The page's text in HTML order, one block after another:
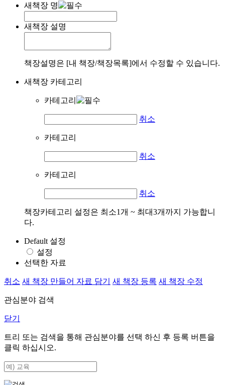
새책장 명
새책장 설명
책장설명은 [내 책장/책장목록]에서 수정할 수 있습니다.
새책장 카테고리
카테고리
취소
카테고리
취소
카테고리
취소
책장카테고리 설정은 최소1개 ~ 최대3개까지 가능합니
다.
Default 설정
설정
선택한 자료
취소 새 책장 만들어 자료 담기 새 책장 등록 새 책장 수정
관심분야 검색
닫기
트리 또는 검색을 통해 관심분야를 선택 하신 후 등록 버튼을
클릭 하십시오.